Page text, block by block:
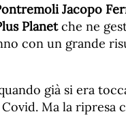
Jacopo
Planetche ne
con un grande
già si era
Ma la ripresa